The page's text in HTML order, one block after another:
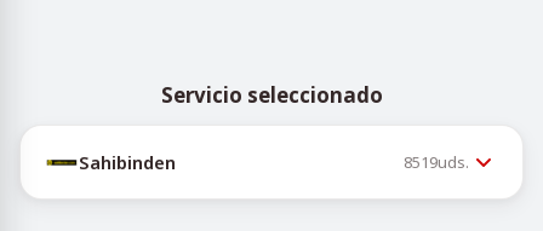
Servicio seleccionado
Sahibinden 8519uds.